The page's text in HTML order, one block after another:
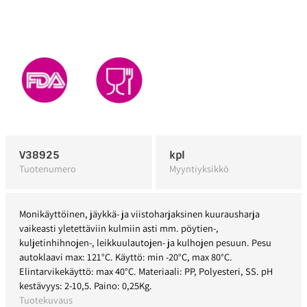
V38925
Tuotenumero
kpl
Myyntiyksikkö
Monikäyttöinen, jäykkä- ja viistoharjaksinen kuurausharja
vaikeasti yletettäviin kulmiin asti mm. pöytien-,
kuljetinhihnojen-, leikkuulautojen- ja kulhojen pesuun. Pesu
autoklaavi max: 121°C. Käyttö: min -20°C, max 80°C.
Elintarvikekäyttö: max 40°C. Materiaali: PP, Polyesteri, SS. pH
kestävyys: 2-10,5. Paino: 0,25Kg.
Tuotekuvaus